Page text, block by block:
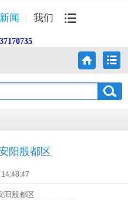
新闻 我们
阳殷都区
阳殷都区